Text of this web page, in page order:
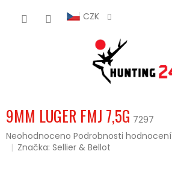
CZK
9MM LUGER FMJ 7,5G 7297
Průměrné
hodnocení
Neohodnoceno Podrobnosti hodnocení
Značka:Sellier & Bellot